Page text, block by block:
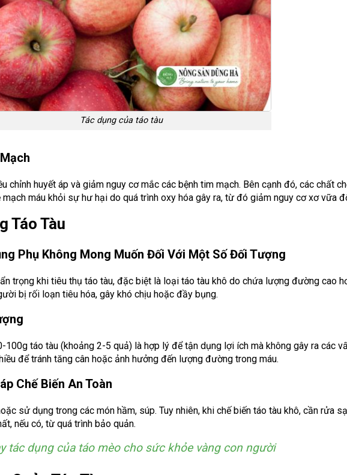
Tác dụng của táo tàu
chỉnh huyết áp và giảm nguy cơ mắc các bệnh tim mạch. Bên cạnh đó, các chất
máu khỏi sự hư hại do quá trình oxy hóa gây ra, từ đó giảm nguy cơ xơ vữa
Táo Tàu
Phụ Không Mong Muốn Đối Với Một Số Đối Tượng
trọng khi tiêu thụ táo tàu, đặc biệt là loại táo tàu khô do chứa lượng đường cao
bị rối loạn tiêu hóa, gây khó chịu hoặc đầy bụng.
100g táo tàu (khoảng 2-5 quả) là hợp lý để tận dụng lợi ích mà không gây ra các
để tránh tăng cân hoặc ảnh hưởng đến lượng đường trong máu.
Chế Biến An Toàn
sử dụng trong các món hầm, súp. Tuy nhiên, khi chế biến táo tàu khô, cần rửa
nếu có, từ quá trình bảo quản.
tác dụng của táo mèo cho sức khỏe vàng con người